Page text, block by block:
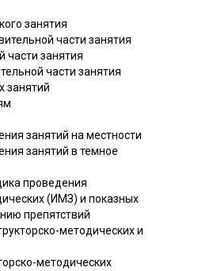
занятия
части занятия
части занятия
части занятия
занятий
занятий на местности
занятий в темное
проведения
(ИМЗ) и показных
препятствий
методических и
методических